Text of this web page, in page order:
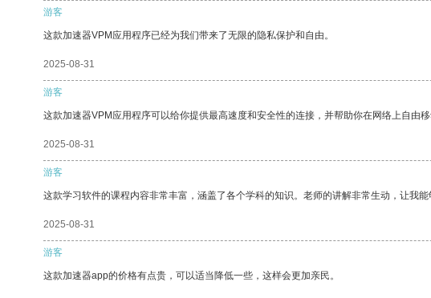
游客
这款加速器VPM应用程序已经为我们带来了无限的隐私保护和自由。
2025-08-31
游客
这款加速器VPM应用程序可以给你提供最高速度和安全性的连接，并帮助你在网络上自由移
2025-08-31
游客
这款学习软件的课程内容非常丰富，涵盖了各个学科的知识。老师的讲解非常生动，让我能
2025-08-31
游客
这款加速器app的价格有点贵，可以适当降低一些，这样会更加亲民。